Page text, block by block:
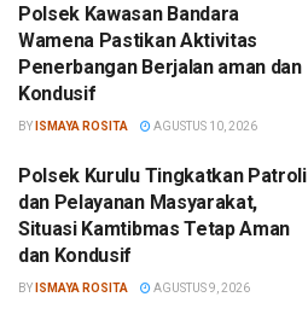
Polsek Kawasan Bandara
Wamena Pastikan Aktivitas
Penerbangan Berjalan aman dan
Kondusif
BY ISMAYA ROSITA AGUSTUS 10, 2026
Polsek Kurulu Tingkatkan Patroli
dan Pelayanan Masyarakat,
Situasi Kamtibmas Tetap Aman
dan Kondusif
BY ISMAYA ROSITA AGUSTUS 9, 2026